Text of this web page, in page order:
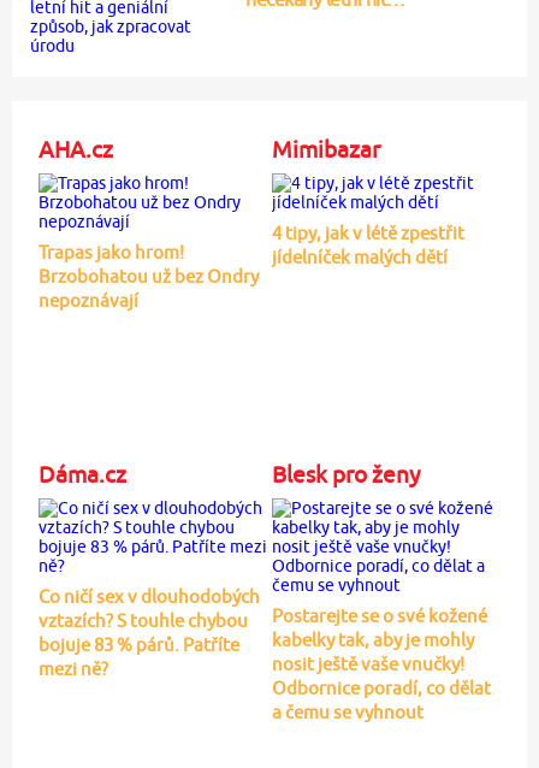
AHA.cz
Trapas jako hrom!
Brzobohatou už bez Ondry
nepoznávají
Mimibazar
4 tipy, jak v létě zpestřit
jídelníček malých dětí
Dáma.cz
Co ničí sex v dlouhodobých
vztazích? S touhle chybou
bojuje 83 % párů. Patříte
mezi ně?
Blesk pro ženy
Postarejte se o své kožené
kabelky tak, aby je mohly
nosit ještě vaše vnučky!
Odbornice poradí, co dělat
a čemu se vyhnout